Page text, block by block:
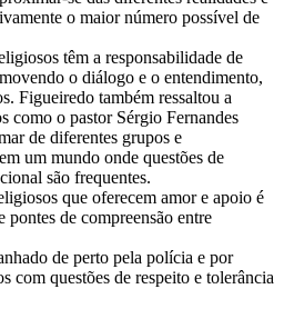
o maior número possível de
têm a responsabilidade de
o diálogo e o entendimento,
Figueiredo também ressaltou a
como o pastor Sérgio Fernandes
de diferentes grupos e
um mundo onde questões de
são frequentes.
que oferecem amor e apoio é
pontes de compreensão entre
de perto pela polícia e por
com questões de respeito e tolerância